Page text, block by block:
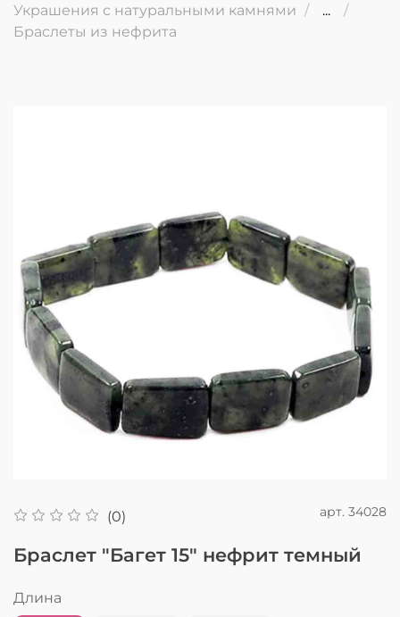
Украшения с натуральными камнями
...
Браслеты из нефрита
(0) арт. 34028
Браслет "Багет 15" нефрит темный
Длина